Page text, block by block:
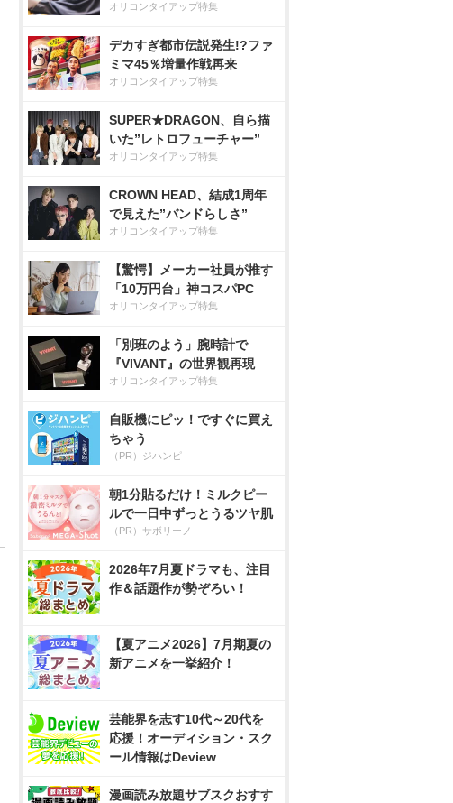
オリコンタイアップ特集
デカすぎ都市伝説発生!?ファ
ミマ45％増量作戦再来
オリコンタイアップ特集
SUPER★DRAGON、自ら描
いた”レトロフューチャー”
オリコンタイアップ特集
CROWN HEAD、結成1周年
で見えた”バンドらしさ”
オリコンタイアップ特集
【驚愕】メーカー社員が推す
「10万円台」神コスパPC
オリコンタイアップ特集
「別班のよう」腕時計で
『VIVANT』の世界観再現
オリコンタイアップ特集
自販機にピッ！ですぐに買え
ちゃう
（PR）ジハンピ
朝1分貼るだけ！ミルクピー
ルで一日中ずっとうるツヤ肌
（PR）サボリーノ
2026年7月夏ドラマも、注目
作＆話題作が勢ぞろい！
【夏アニメ2026】7月期夏の
新アニメを一挙紹介！
芸能界を志す10代～20代を
応援！オーディション・スク
ール情報はDeview
漫画読み放題サブスクおすす